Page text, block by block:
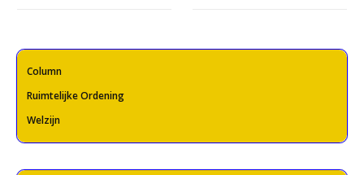
Column
Ruimtelijke Ordening
Welzijn